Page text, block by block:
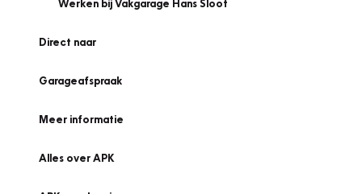
Werken bij Vakgarage Hans Sloot
Direct naar
Garageafspraak
Meer informatie
Alles over APK